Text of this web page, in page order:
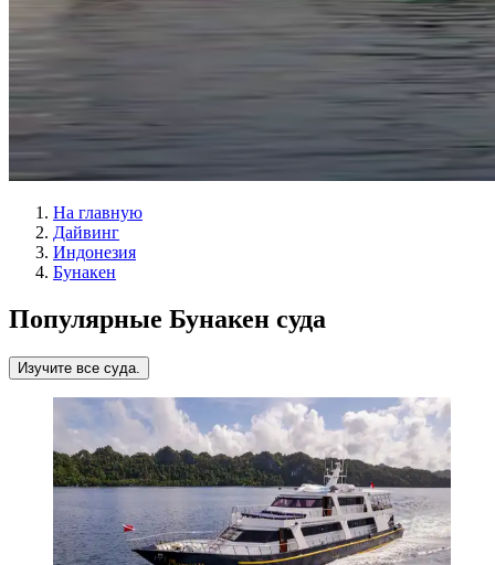
На главную
Дайвинг
Индонезия
Бунакен
Популярные Бунакен суда
Изучите все суда.